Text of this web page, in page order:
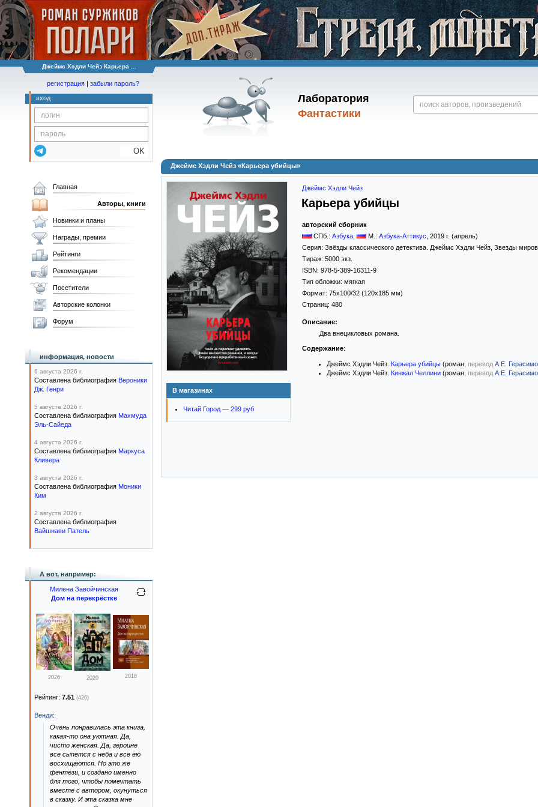
Джеймс Хэдли Чейз Карьера ...
Лаборатория
Фантастики
регистрация | забыли пароль?
вход
OK
Джеймс Хэдли Чейз «Карьера убийцы»
В магазинах
Читай Город — 299 руб
Джеймс Хэдли Чейз
Карьера убийцы
авторский сборник
СПб.: Азбука М.: Азбука-Аттикус 2019 г. (апрель)
Серия: Звёзды классического детектива. Джеймс Хэдли Чейз Звезды
Тираж: 5000 экз.
ISBN: 978-5-389-16311-9
Тип обложки: мягкая
Формат: 75x100/32 (120x185 мм)
Страниц: 480
Описание:
Два внецикловых романа.
Содержание:
Джеймс Хэдли Чейз. Карьера убийцы (роман, перевод А.Е.
Джеймс Хэдли Чейз. Кинжал Челлини (роман, перевод А.Е.
Главная
Авторы, книги
Новинки и планы
Награды, премии
Рейтинги
Рекомендации
Посетители
Авторские колонки
Форум
информация, новости
6 августа 2026 г.
Составлена библиография Вероники
Дж. Генри
5 августа 2026 г.
Составлена библиография Махмуда
Эль-Сайеда
4 августа 2026 г.
Составлена библиография Маркуса
Кливера
3 августа 2026 г.
Составлена библиография Моники
Ким
2 августа 2026 г.
Составлена библиография
Вайшнави Патель
А вот, например:
Милена Завойчинская
Дом на перекрёстке
2026 2020 2018
Рейтинг: 7.51 (426)
Венди:
Очень понравилась эта книга,
какая-то она уютная. Да,
чисто женская. Да, героине
все сыпется с неба и все ею
восхищаются. Но это же
фентези, и создано именно
для того, чтобы помечтать
вместе с автором, окунуться
в сказку. И эта сказка мне